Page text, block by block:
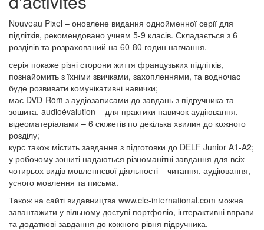
Nouveau Pixel – оновлене видання однойменної серії для
підлітків, рекомендовано учням 5-9 класів. Складається з 6
розділів та розрахований на 60-80 годин навчання.
серія покаже різні сторони життя французьких підлітків,
познайомить з їхніми звичками, захопленнями, та водночас
буде розвивати комунікативні навички;
має DVD-Rom з аудіозаписами до завдань з підручника та
зошита, audioévalution – для практики навичок аудіювання,
відеоматеріалами – 6 сюжетів по декілька хвилин до кожного
розділу;
курс також містить завдання з підготовки до DELF Junior A1-A2;
у робочому зошиті надаються різноманітні завдання для всіх
чотирьох видів мовленнєвої діяльності – читання, аудіювання,
усного мовлення та письма.
Також на сайті видавництва www.cle-international.com можна
завантажити у вільному доступі портфоліо, інтерактивні вправи
та додаткові завдання до кожного рівня підручника.